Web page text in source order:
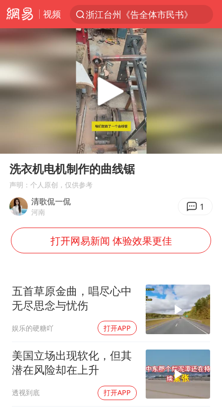
视频
浙江台州《告全体市民书》
香港宏福苑火灾或由烟头引起
张本智和：零封向鹏不意外
用AI造出新病毒意味着什么
浙江最强风雨时段已锁定
上半年国内居民出游人次34.63亿
多所幼师院校开设养老专业
薛之谦杭州站演唱会取消
必胜客，被正式买断
四川宜宾地震网友称睡觉被摇醒
习近平心系体育强国建设
Play
00:15
洗衣机电机制作的曲线锯
声明：个人原创，仅供参考
清歌侃一侃
河南 1
打开网易新闻 体验效果更佳
五首草原金曲，唱尽心中
无尽思念与忧伤
娱乐的硬糖吖 打开APP
美国立场出现软化，但其
潜在风险却在上升
透视到底 打开APP